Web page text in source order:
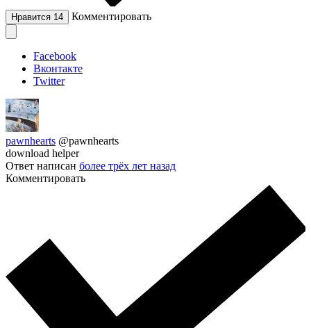
Нравится 14 Комментировать
Facebook
Вконтакте
Twitter
pawnhearts @pawnhearts
download helper
Ответ написан более трёх лет назад
Комментировать